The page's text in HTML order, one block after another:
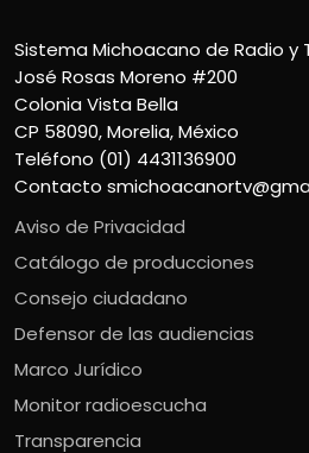
Sistema Michoacano de Radio y
José Rosas Moreno #200
Colonia Vista Bella
CP 58090, Morelia, México
Teléfono (01) 4431136900
Contacto
Aviso de Privacidad
Catálogo de producciones
Consejo ciudadano
Defensor de las audiencias
Marco Jurídico
Monitor radioescucha
Transparencia